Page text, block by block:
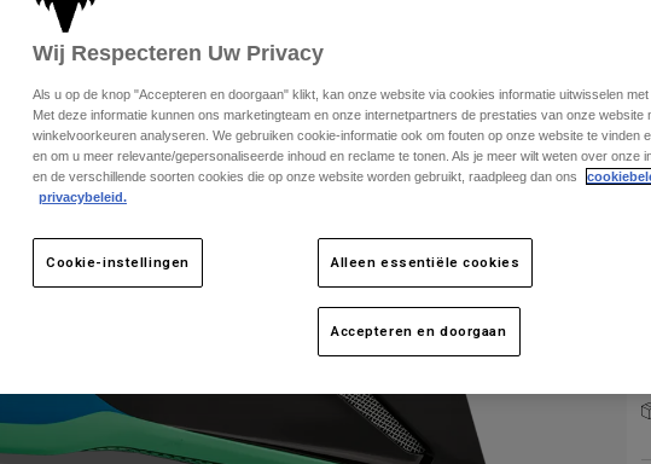
Wij Respecteren Uw Privacy
Als u op de knop "Accepteren en doorgaan" klikt, kan onze website via cookies informatie uitwisselen
Met deze informatie kunnen ons marketingteam en onze internetpartners de prestaties van onze website
winkelvoorkeuren analyseren. We gebruiken cookie-informatie ook om fouten op onze website te vinden
en om u meer relevante/gepersonaliseerde inhoud en reclame te tonen. Als je meer wilt weten over onze
en de verschillende soorten cookies die op onze website worden gebruikt, raadpleeg dan ons
privacybeleid.
Cookie-instellingen Alleen essentiële cookies
Accepteren en doorgaan